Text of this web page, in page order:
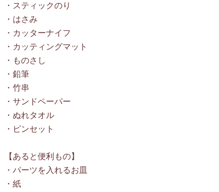
・スティックのり
・はさみ
・カッターナイフ
・カッティングマット
・ものさし
・鉛筆
・竹串
・サンドペーパー
・ぬれタオル
・ピンセット
【あると便利もの】
・パーツを入れるお皿
・紙